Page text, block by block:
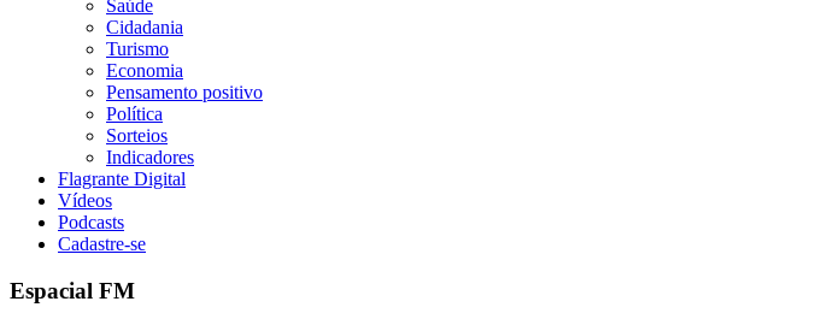
Saúde
Cidadania
Turismo
Economia
Pensamento positivo
Política
Sorteios
Indicadores
Flagrante Digital
Vídeos
Podcasts
Cadastre-se
Espacial FM